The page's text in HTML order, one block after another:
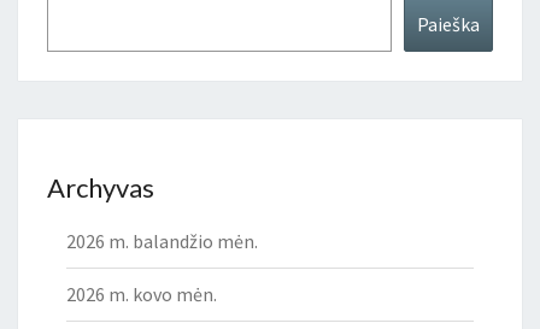
Paieška
Archyvas
2026 m. balandžio mėn.
2026 m. kovo mėn.